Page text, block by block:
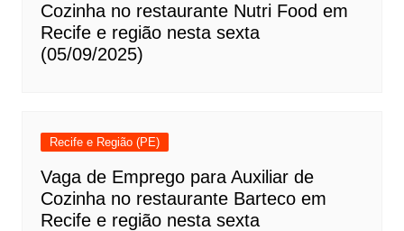
Cozinha no restaurante Nutri Food em
Recife e região nesta sexta
(05/09/2025)
Recife e Região (PE)
Vaga de Emprego para Auxiliar de
Cozinha no restaurante Barteco em
Recife e região nesta sexta